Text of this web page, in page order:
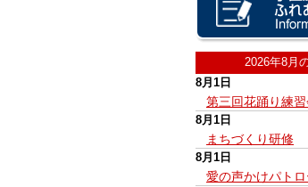
2026年8月
8月1日
第三回花踊り練
8月1日
まちづくり研修
8月1日
愛の声かけパト